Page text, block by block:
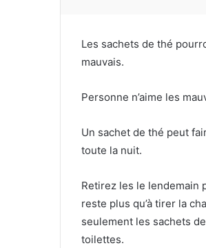
Les sachets de thé
mauvais.
Personne n’aime les
Un sachet de thé peut
toute la nuit.
Retirez les le lendemain
reste plus qu’à tirer la
seulement les sachets
toilettes.